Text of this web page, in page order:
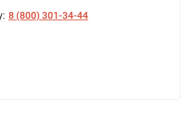
8 (800) 301-34-44